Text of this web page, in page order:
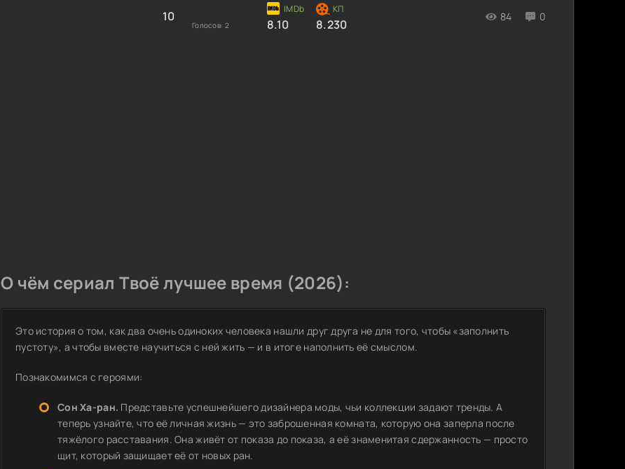
10
Голосов: 2 8.10 8.230
84 0
О чём сериал Твоё лучшее время (2026):
Это история о том, как два очень одиноких человека нашли друг друга не для того, чтобы «заполнить
пустоту», а чтобы вместе научиться с ней жить — и в итоге наполнить её смыслом.
Познакомимся с героями:
Сон Ха-ран. Представьте успешнейшего дизайнера моды, чьи коллекции задают тренды. А
теперь узнайте, что её личная жизнь — это заброшенная комната, которую она заперла после
тяжёлого расставания. Она живёт от показа до показа, а её знаменитая сдержанность — просто
щит, который защищает её от новых ран.